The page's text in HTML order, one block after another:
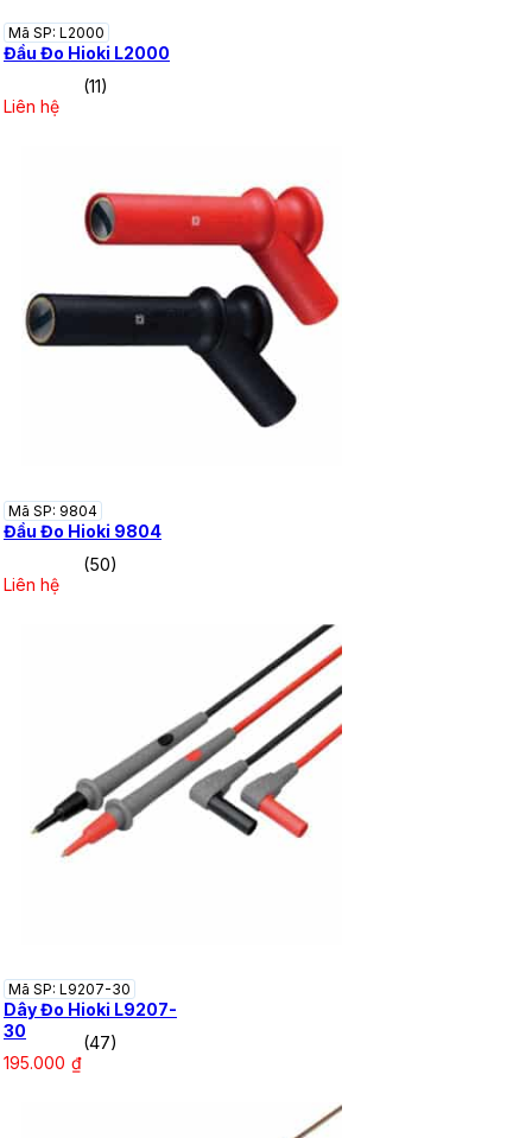
Mã SP: L2000
Đầu Đo Hioki L2000
(11)
Liên hệ
Mã SP: 9804
Đầu Đo Hioki 9804
(50)
Liên hệ
Mã SP: L9207-30
Dây Đo Hioki L9207-
30
(47)
195.000 ₫